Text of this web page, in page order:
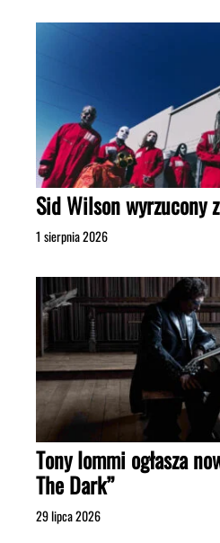
Sid Wilson wyrzucony
1 sierpnia 2026
Tony Iommi ogłasza
The Dark”
29 lipca 2026